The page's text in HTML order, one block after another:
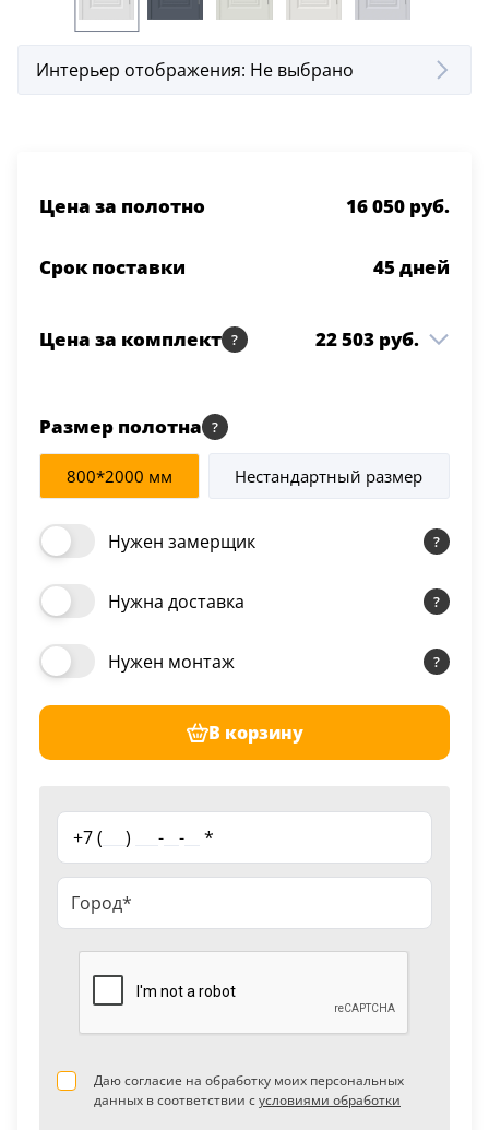
Интерьер отображения: Не выбрано
Цена за полотно 16 050 руб.
Срок поставки 45дней
Цена за комплект 22 503 руб.
800*2000 Белая эмаль
Коробка Integra т/
скопич. Белая эмаль
2.5 шт 4 090 руб.
Наличник Integra т/
скопич. Белая эмаль
2 363 руб.
Размер полотна
800*2000 мм Нестандартный размер
Нужен замерщик
Нужна доставка
Нужен монтаж
В корзину
+7 ( ) - - *
Даю согласие на обработку моих персональных
данных в соответствии сусловиями обработки